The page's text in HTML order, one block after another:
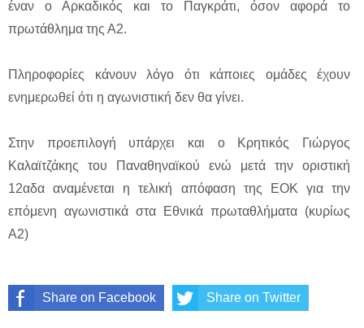
έναν ο Αρκαδικός και το Παγκράτι, όσον αφορά το
πρωτάθλημα της Α2.
Πληροφορίες κάνουν λόγο ότι κάποιες ομάδες έχουν
ενημερωθεί ότι η αγωνιστική δεν θα γίνει.
Στην προεπιλογή υπάρχει και ο Κρητικός Γιώργος
Καλαϊτζάκης του Παναθηναϊκού ενώ μετά την οριστική
12αδα αναμένεται η τελική απόφαση της ΕΟΚ για την
επόμενη αγωνιστικά στα Εθνικά πρωταθλήματα (κυρίως
Α2)
Share on Facebook Share on Twitter